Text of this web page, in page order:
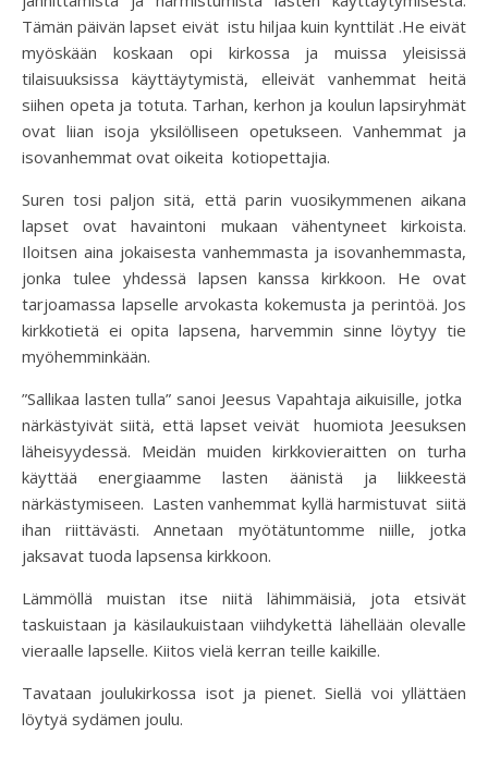
Tämän päivän lapset eivät istu hiljaa kuin kynttilät .He eivät
myöskään koskaan opi kirkossa ja muissa yleisissä
tilaisuuksissa käyttäytymistä, elleivät vanhemmat heitä
siihen opeta ja totuta. Tarhan, kerhon ja koulun lapsiryhmät
ovat liian isoja yksilölliseen opetukseen. Vanhemmat ja
isovanhemmat ovat oikeita kotiopettajia.
Suren tosi paljon sitä, että parin vuosikymmenen aikana
lapset ovat havaintoni mukaan vähentyneet kirkoista.
Iloitsen aina jokaisesta vanhemmasta ja isovanhemmasta,
jonka tulee yhdessä lapsen kanssa kirkkoon. He ovat
tarjoamassa lapselle arvokasta kokemusta ja perintöä. Jos
kirkkotietä ei opita lapsena, harvemmin sinne löytyy tie
myöhemminkään.
”Sallikaa lasten tulla” sanoi Jeesus Vapahtaja aikuisille, jotka
närkästyivät siitä, että lapset veivät huomiota Jeesuksen
läheisyydessä. Meidän muiden kirkkovieraitten on turha
käyttää energiaamme lasten äänistä ja liikkeestä
närkästymiseen. Lasten vanhemmat kyllä harmistuvat siitä
ihan riittävästi. Annetaan myötätuntomme niille, jotka
jaksavat tuoda lapsensa kirkkoon.
Lämmöllä muistan itse niitä lähimmäisiä, jota etsivät
taskuistaan ja käsilaukuistaan viihdykettä lähellään olevalle
vieraalle lapselle. Kiitos vielä kerran teille kaikille.
Tavataan joulukirkossa isot ja pienet. Siellä voi yllättäen
löytyä sydämen joulu.